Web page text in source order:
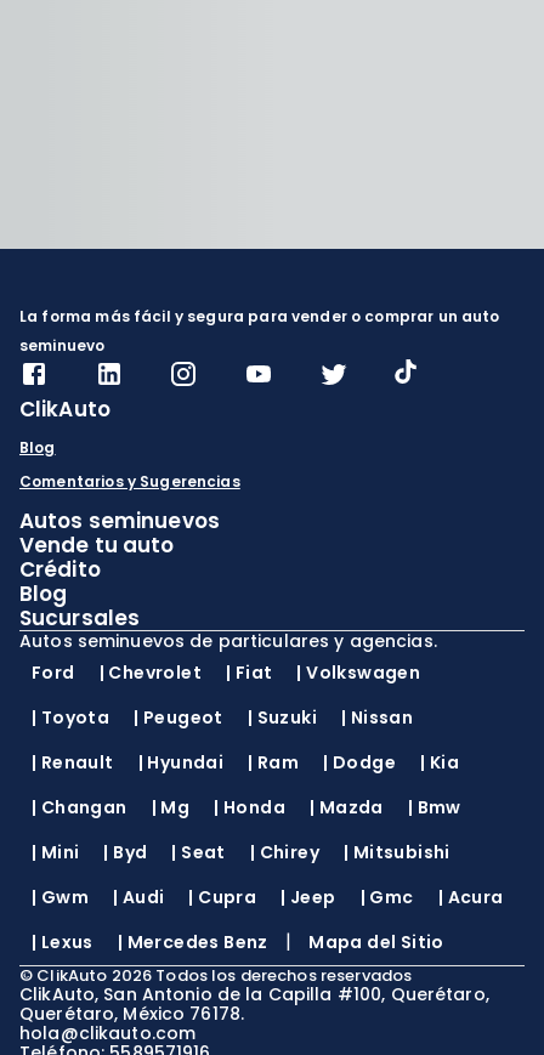
La forma más fácil y segura para vender o comprar un auto
seminuevo
ClikAuto
Blog
Comentarios y Sugerencias
Autos seminuevos
Vende tu auto
Crédito
Blog
Sucursales
Autos seminuevos de particulares y agencias.
Ford
| Chevrolet | Fiat |Volkswagen
| Toyota | Peugeot | Suzuki | Nissan
| Renault | Hyundai | Ram | Dodge | Kia
| Changan | Mg | Honda | Mazda | Bmw
| Mini | Byd | Seat | Chirey | Mitsubishi
| Gwm | Audi | Cupra | Jeep | Gmc | Acura
| Lexus | Mercedes Benz | Mapa del Sitio
© ClikAuto 2026 Todos los derechos reservados
ClikAuto, San Antonio de la Capilla #100, Querétaro,
Querétaro, México 76178.
hola@clikauto.com